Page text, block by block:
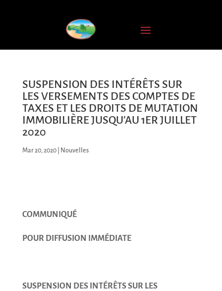
SUSPENSION DES INTÉRÊTS SUR
LES VERSEMENTS DES COMPTES DE
TAXES ET LES DROITS DE MUTATION
IMMOBILIÈRE JUSQU’AU 1ER JUILLET
2020
Mar 20, 2020| Nouvelles
COMMUNIQUÉ
POUR DIFFUSION IMMÉDIATE
SUSPENSION DES INTÉRÊTS SUR LES
L'INFOLETTRE
Courriel
*
JE
M'ABONNE